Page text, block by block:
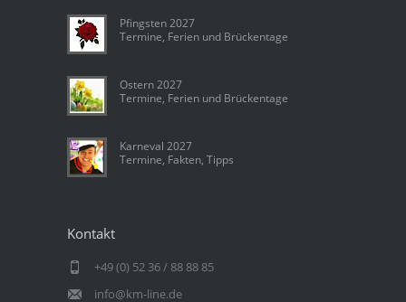
Pfingsten 2027
Termine, Ferien und Brückentage
Ostern 2027
Termine, Ferien und Brückentage
Karneval 2027
Termine, Fakten, Tipps
Kontakt
+49 (0) 52 36 / 88 88 85
info@km-line.de